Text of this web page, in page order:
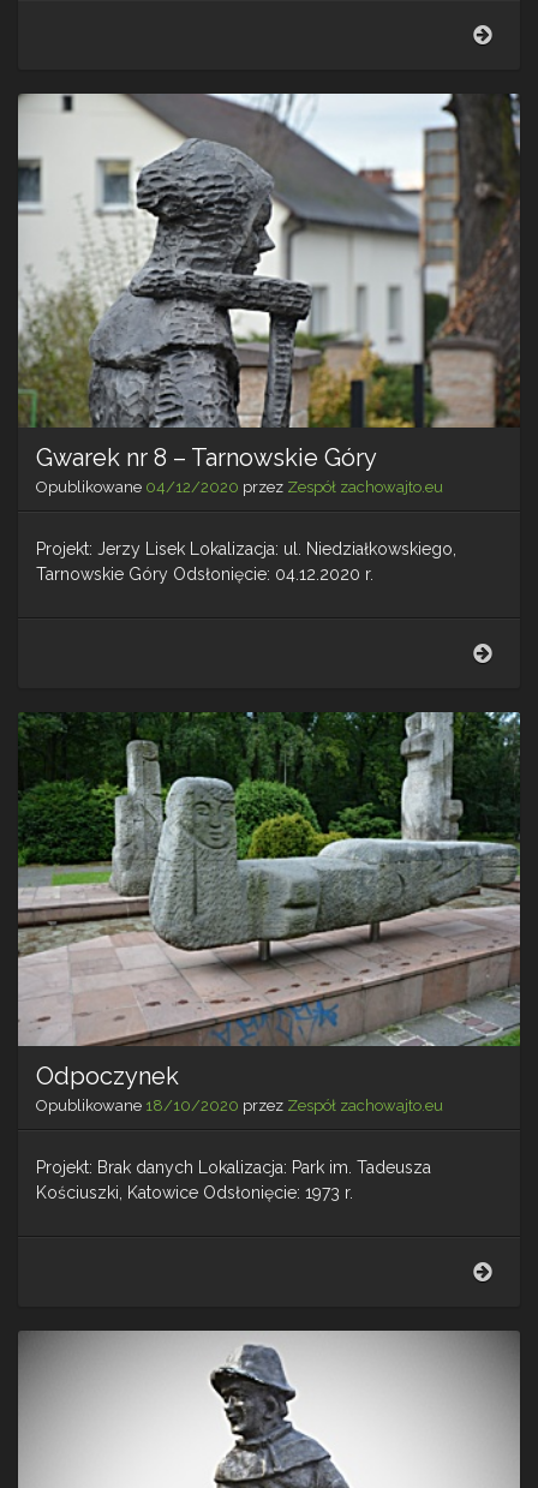
13
Ruda
Gwarek nr 8 – Tarnowskie Góry
Opublikowane 04/12/2020 przez Zespół zachowajto.eu
Projekt: Jerzy Lisek Lokalizacja: ul. Niedziałkowskiego,
Tarnowskie Góry Odsłonięcie: 04.12.2020 r.
–
Góry
Odpoczynek
Opublikowane 18/10/2020 przez Zespół zachowajto.eu
Projekt: Brak danych Lokalizacja: Park im. Tadeusza
Kościuszki, Katowice Odsłonięcie: 1973 r.